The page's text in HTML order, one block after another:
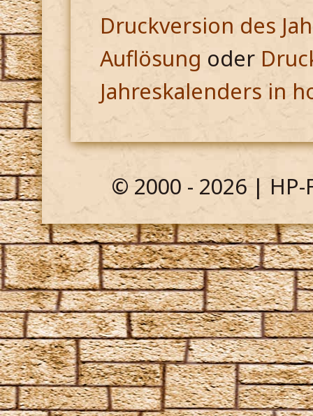
Druckversion des
Auflösung oder
Jahreskalenders in
© 2000 - 2026 | HP-